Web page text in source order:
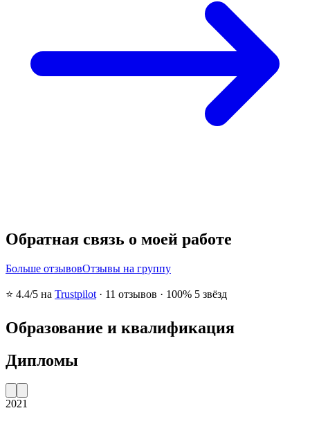
Обратная связь о моей работе
Больше отзывовОтзывы на группу
⭐ 4.4/5 на Trustpilot · 11 отзывов · 100% 5 звёзд
Образование и квалификация
Дипломы
2021